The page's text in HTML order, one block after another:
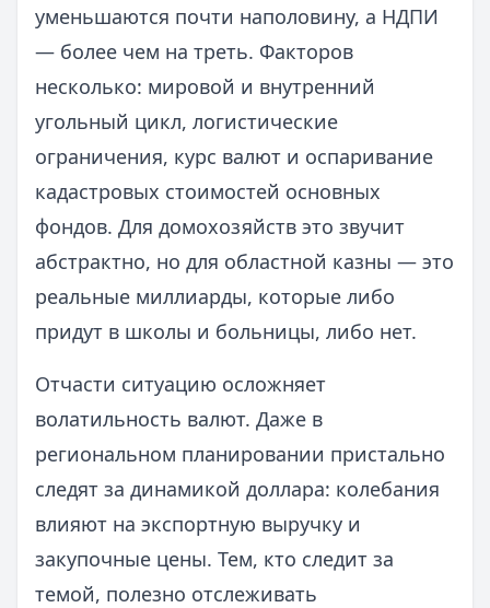
уменьшаются почти наполовину, а НДПИ
— более чем на треть. Факторов
несколько: мировой и внутренний
угольный цикл, логистические
ограничения, курс валют и оспаривание
кадастровых стоимостей основных
фондов. Для домохозяйств это звучит
абстрактно, но для областной казны — это
реальные миллиарды, которые либо
придут в школы и больницы, либо нет.
Отчасти ситуацию осложняет
волатильность валют. Даже в
региональном планировании пристально
следят за динамикой доллара: колебания
влияют на экспортную выручку и
закупочные цены. Тем, кто следит за
темой, полезно отслеживать